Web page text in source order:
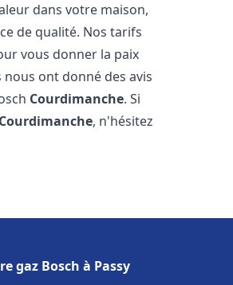
dans votre maison,
de qualité. Nos tarifs
vous donner la paix
ont donné des avis
Courdimanche. Si
Courdimanche, n'hésitez
gaz Bosch à Passy